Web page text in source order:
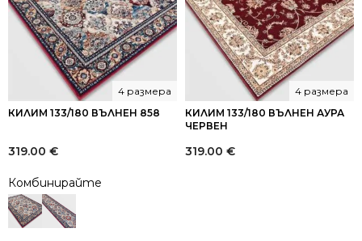
КИЛИМ 133/180 ВЪЛНЕН 858
4 размера
319.00 €
Комбинирайте
КИЛИМ 133/180 ВЪЛНЕН АУРА
ЧЕРВЕН
4 размера
319.00 €